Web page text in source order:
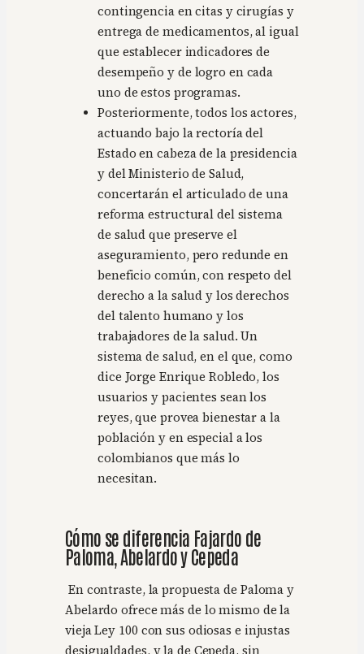
contingencia en citas y cirugías y
entrega de medicamentos, al igual
que establecer indicadores de
desempeño y de logro en cada
uno de estos programas.
Posteriormente, todos los actores,
actuando bajo la rectoría del
Estado en cabeza de la presidencia
y del Ministerio de Salud,
concertarán el articulado de una
reforma estructural del sistema
de salud que preserve el
aseguramiento, pero redunde en
beneficio común, con respeto del
derecho a la salud y los derechos
del talento humano y los
trabajadores de la salud. Un
sistema de salud, en el que, como
dice Jorge Enrique Robledo, los
usuarios y pacientes sean los
reyes, que provea bienestar a la
población y en especial a los
colombianos que más lo
necesitan.
Cómo se diferencia Fajardo de
Paloma, Abelardo y Cepeda
En contraste, la propuesta de Paloma y
Abelardo ofrece más de lo mismo de la
vieja Ley 100 con sus odiosas e injustas
desigualdades, y la de Cepeda, sin